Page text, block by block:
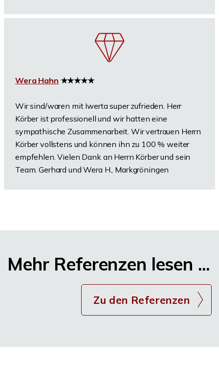
Wera Hahn ★★★★★
Wir sind/waren mit Iwerta super zufrieden. Herr
Körber ist professionell und wir hatten eine
sympathische Zusammenarbeit. Wir vertrauen Herrn
Körber vollstens und können ihn zu 100 % weiter
empfehlen. Vielen Dank an Herrn Körber und sein
Team. Gerhard und Wera H., Markgröningen
Mehr Referenzen lesen ...
Zu den Referenzen